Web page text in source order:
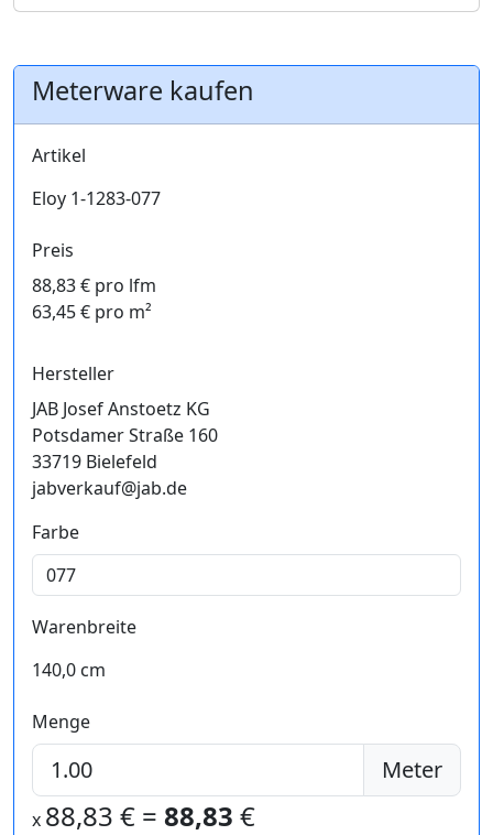
Meterware kaufen
Artikel
Eloy 1-1283-077
Preis
88,83 € pro lfm
63,45 € pro m²
Hersteller
JAB Josef Anstoetz KG
Potsdamer Straße 160
33719 Bielefeld
jabverkauf@jab.de
Farbe
Warenbreite
140,0 cm
Menge
Meter
x 88,83 € = 88,83 €